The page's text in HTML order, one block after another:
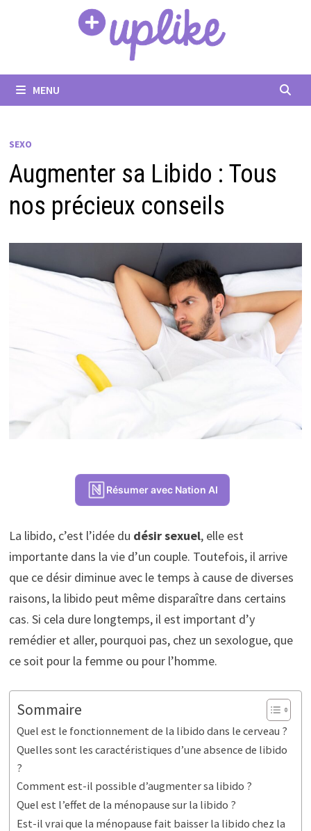
MENU
SEXO
Augmenter sa Libido : Tous
nos précieux conseils
Résumer avec Nation AI
La libido, c’est l’idée du désir sexuel, elle est
importante dans la vie d’un couple. Toutefois, il arrive
que ce désir diminue avec le temps à cause de diverses
raisons, la libido peut même disparaître dans certains
cas. Si cela dure longtemps, il est important d’y
remédier et aller, pourquoi pas, chez un sexologue, que
ce soit pour la femme ou pour l’homme.
Sommaire
Quel est le fonctionnement de la libido dans le cerveau ?
Quelles sont les caractéristiques d’une absence de libido
?
Comment est-il possible d’augmenter sa libido ?
Quel est l’effet de la ménopause sur la libido ?
Est-il vrai que la ménopause fait baisser la libido chez la